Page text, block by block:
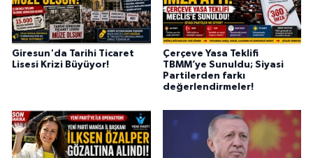
Giresun'da Tarihi Ticaret
Lisesi Krizi Büyüyor!
Çerçeve Yasa Teklifi
TBMM’ye Sunuldu; Siyasi
Partilerden farkı
değerlendirmeler!